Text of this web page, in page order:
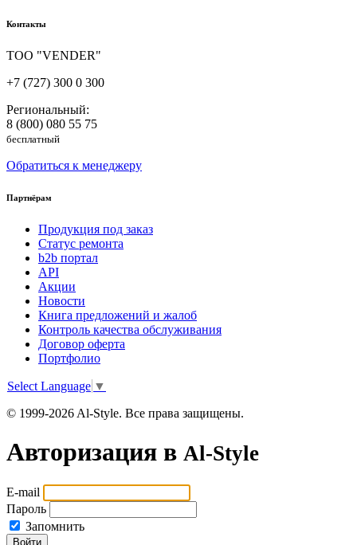
Контакты
ТОО "VENDER"
+7 (727) 300 0 300
Региональный:
8 (800) 080 55 75
бесплатный
Обратиться к менеджеру
Партнёрам
Продукция под заказ
Статус ремонта
b2b портал
API
Акции
Новости
Книга предложений и жалоб
Контроль качества обслуживания
Договор оферта
Портфолио
Select Language ▼
© 1999-2026 Al-Style. Все права защищены.
Авторизация в Al-Style
E-mail
Пароль
Запомнить
Войти